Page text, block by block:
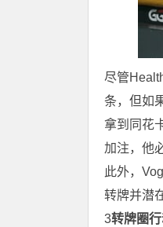
尽管
条，但如
拿到同花
加注，他
此外，
转牌并潜
3转牌圈